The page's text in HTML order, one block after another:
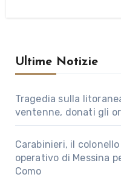
Ultime Notizie
Tragedia sulla
ventenne, donati gli
Carabinieri, il
operativo di Messina
Como